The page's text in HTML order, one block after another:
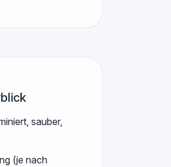
sauber,
(je nach